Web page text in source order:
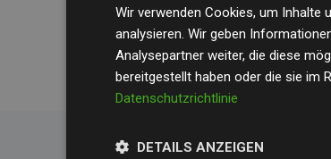
Durchschnitt200 % der geschätzten
Websites kompensieren – ein klarer
unseres Ansatzes.
Wir verwenden Cookies, um Inhalte
analysieren. Wir geben
Analysepartner weiter, die diese
bereitgestellt haben oder die sie im
Datenschutzrichtlinie
DETAILS ANZEIGEN